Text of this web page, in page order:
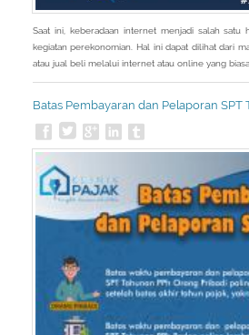
Saat ini, keberadaan internet menjadi salah
kegiatan perekonomian. Hal ini dapat dilihat dari
atau jual beli melalui internet atau online yang
Batas Pembayaran dan Pelaporan SPT